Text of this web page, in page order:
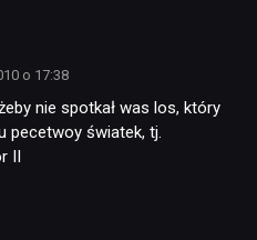
o 17:38
nie spotkał was los, który
pecetwoy światek, tj.
II